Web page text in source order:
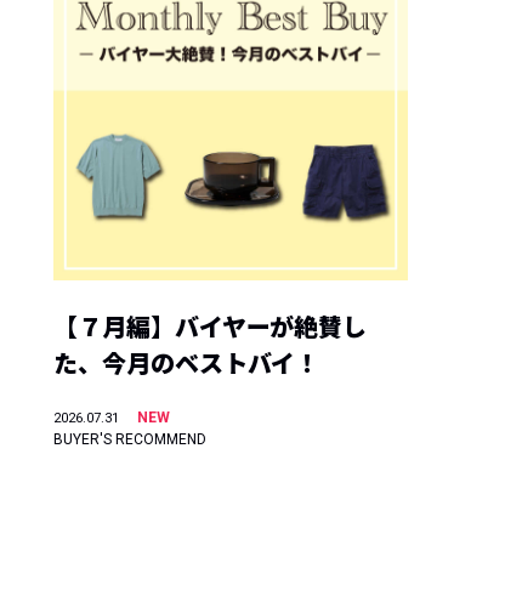
【７月編】バイヤーが絶賛し
た、今月のベストバイ！
2026.07.31
NEW
BUYER'S RECOMMEND